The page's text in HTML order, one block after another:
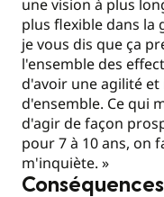
une vision à plus
plus flexible dans la
je vous dis que ça
l'ensemble des
d'avoir une agilité
d'ensemble. Ce qui
d'agir de façon
pour 7 à 10 ans, on
m'inquiète. »